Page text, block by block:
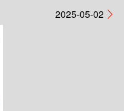
2025-05-02